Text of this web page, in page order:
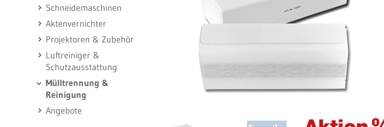
Schneidemaschinen
Aktenvernichter
Projektoren & Zubehör
Luftreiniger &
Schutzausstattung
Mülltrennung &
Reinigung
Angebote